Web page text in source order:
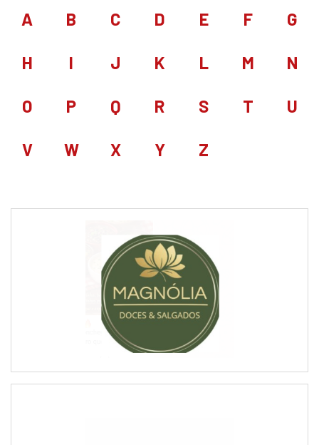
A B C D E F G
H I J K L M N
O P Q R S T U
V W X Y Z